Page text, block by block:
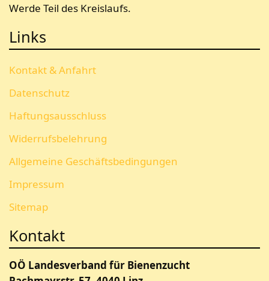
Werde Teil des Kreislaufs.
Links
Kontakt & Anfahrt
Datenschutz
Haftungsausschluss
Widerrufsbelehrung
Allgemeine Geschäftsbedingungen
Impressum
Sitemap
Kontakt
OÖ Landesverband für Bienenzucht